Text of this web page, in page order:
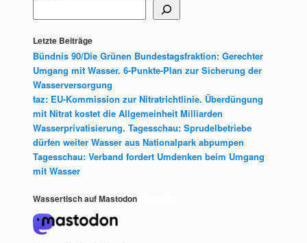
Letzte Beiträge
Bündnis 90/Die Grünen Bundestagsfraktion: Gerechter
Umgang mit Wasser. 6-Punkte-Plan zur Sicherung der
Wasserversorgung
taz: EU-Kommission zur Nitratrichtlinie. Überdüngung
mit Nitrat kostet die Allgemeinheit Milliarden
Wasserprivatisierung. Tagesschau: Sprudelbetriebe
dürfen weiter Wasser aus Nationalpark abpumpen
Tagesschau: Verband fordert Umdenken beim Umgang
mit Wasser
Wassertisch auf Mastodon